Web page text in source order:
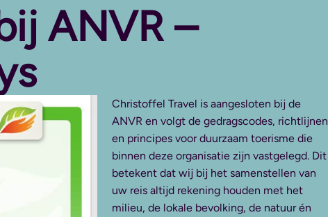
ANVR –
Christoffel Travel is aangesloten bij de
ANVR en volgt de gedragscodes, richtlijnen
en principes voor duurzaam toerisme die
binnen deze organisatie zijn vastgelegd. Dit
betekent dat wij bij het samenstellen van
uw reis altijd rekening houden met het
milieu, de lokale bevolking, de natuur én